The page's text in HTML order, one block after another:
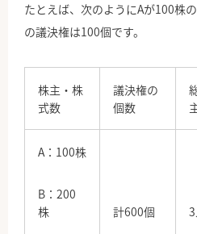
たとえば、次のようにAが100株
の議決権は100個です。
株主・株
式数
議決権の
個数
A：100株
B：200
株
計600個